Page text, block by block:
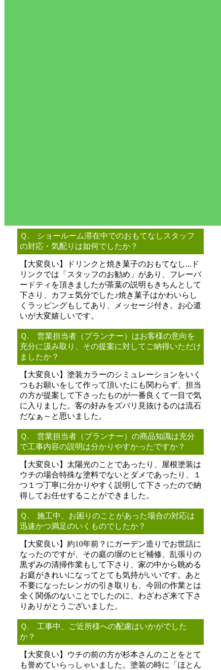
Ｑ. ショールーム滞在中でのおもてなしスタッフ
の対応・気配りは如何でしたか？
【大変良い】ドリンクと焼き菓子のおもてなし...ド
リンクでは「スタッフのお勧め」があり、フレーバ
ードティを頂きましたが茶葉の説明もきちんとして
下さり、カフェ気分でした♪焼き菓子はかわいらし
くラッピングもしてあり、メッセージ付き。お心遣
いが大変嬉しいです。
Ｑ. 営業担当者（プランナー）はお客様の意向を
充分に汲み取り、その提案に対してご納得いただけ
ましたか？
【大変良い】塗装カラーのシミュレーションをいく
つもお願いをして作って頂いたにも関わらず、担当
の方が提案して下さったものが一番良くて一目で気
に入りました。客の好みをズバリ見抜けるのは流石
だなぁ～と思いました。
Ｑ. 営業担当者（プランナー）の商品知識は充分
で工事内容の説明は分かりやすかったですか？
【大変良い】太陽光のことであったり、屋根塗装は
ウチの場合特殊な塗料でないとダメであったり、１
つ１つ丁寧に分かりやすく説明して下さったので納
得してお任せすることができました。
Ｑ. 施工中、お困りのことがあった場合の対応は
迅速かつ満足のいくものでしたか？
【大変良い】約10年前？にガーデン造りでお世話に
なったのですが、その庭の塀のヒビ補修、乱張りの
黒ずみの清掃作業もして下さり、家の中から眺める
お庭がきれいになってとても気持がいいです。あと
不要になったレンガの引き取りも、今回の作業とは
全く関係のないことでしたのに、わざわざ来て下さ
りありがとうございました。
Ｑ. 工事中、ご近所様への配慮はいかがでした
か？
【大変良い】ウチの前の方が杉本さんのことをとて
も誉めていらっしゃいました。塗装の時に「ほとん